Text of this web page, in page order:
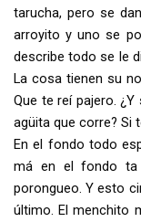
tarucha, pero se
arroyito y uno se
describe todo se le
La cosa tienen su
Que te reí pajero.
agüita que corre? Si
En el fondo todo
má en el fondo
porongueo. Y esto
último. El menchito